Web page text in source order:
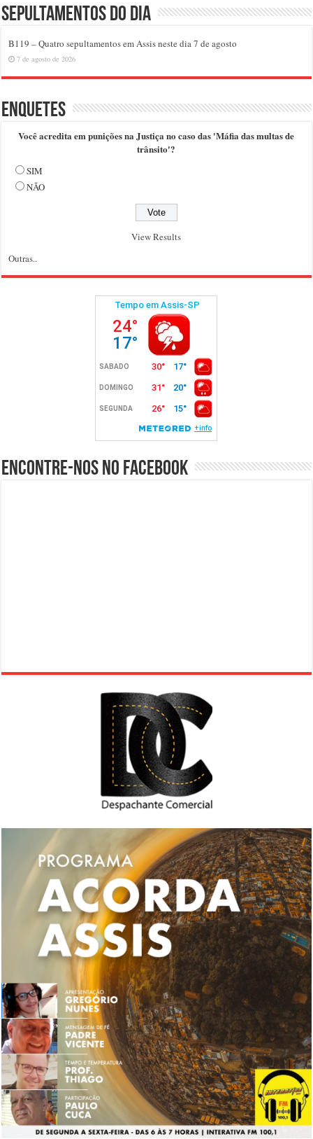
Sepultamentos do dia
B119 – Quatro sepultamentos em Assis neste dia 7 de agosto
7 de agosto de 2026
Enquetes
Você acredita em punições na Justiça no caso das 'Máfia das multas de
trânsito'?
SIM
NÃO
View Results
Outras..
Encontre-nos no Facebook